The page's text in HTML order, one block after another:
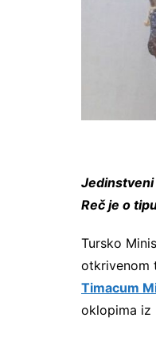
Reč je o
Tursko
otkrivenom
Timacum
oklopima iz